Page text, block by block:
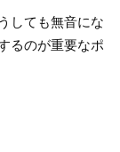
しても無音にな
るのが重要なポ